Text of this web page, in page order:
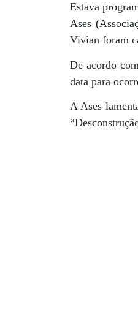
Estava
Ases
Vivian foram
De acordo
data para
A Ases